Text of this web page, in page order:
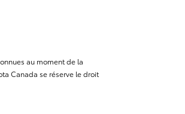
au moment de la
Canada se réserve le droit